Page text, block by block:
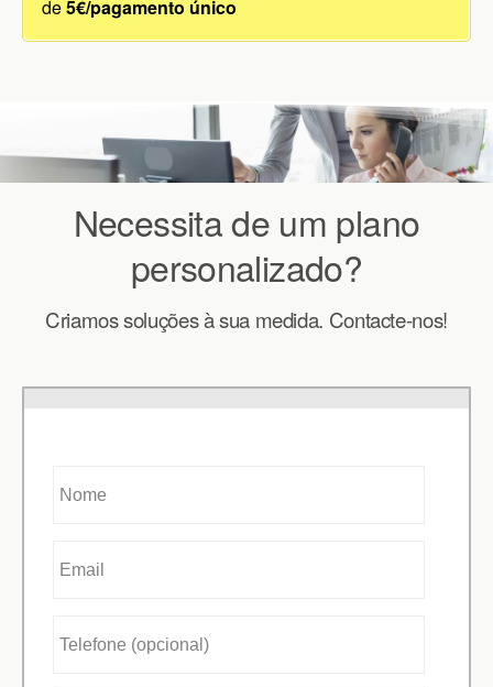
de5€/pagamento único
Necessita de um plano
personalizado?
Criamos soluções à sua medida. Contacte-nos!